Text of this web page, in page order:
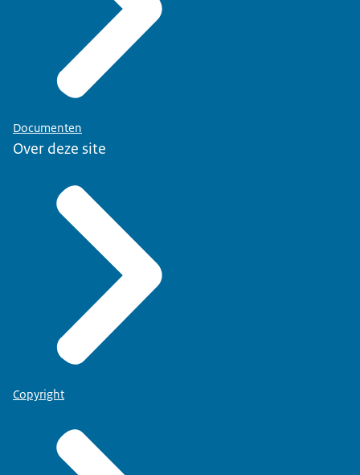
Documenten
Over deze site
Copyright